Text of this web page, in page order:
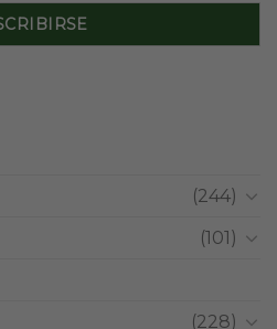
(244)
(101)
(228)